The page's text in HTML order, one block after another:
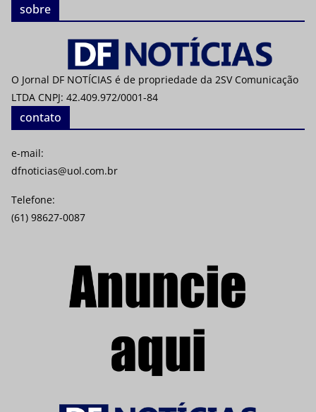
sobre
O Jornal DF NOTÍCIAS é de propriedade da 2SV Comunicação
LTDA CNPJ: 42.409.972/0001-84
contato
e-mail:
dfnoticias@uol.com.br
Telefone:
(61) 98627-0087